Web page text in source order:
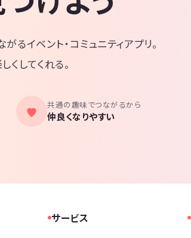
るイベント・コミュニティアプリ。
してくれる。
共通の趣味でつながるから
仲良くなりやすい
サービス